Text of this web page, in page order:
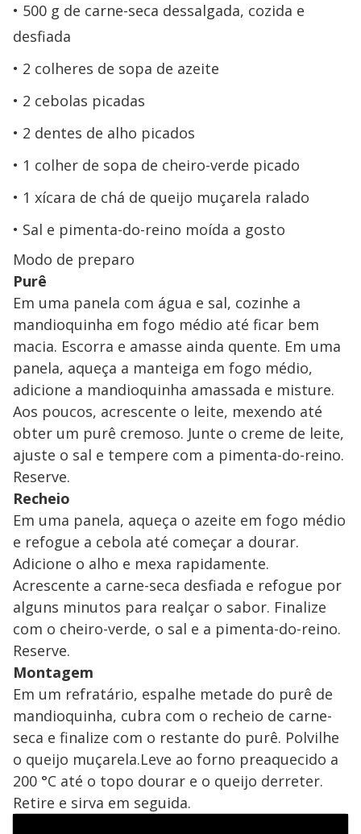
500 g de carne-seca dessalgada, cozida e
desfiada
2 colheres de sopa de azeite
2 cebolas picadas
2 dentes de alho picados
1 colher de sopa de cheiro-verde picado
1 xícara de chá de queijo muçarela ralado
Sal e pimenta-do-reino moída a gosto
Modo de preparo
Purê
Em uma panela com água e sal, cozinhe a
mandioquinha em fogo médio até ficar bem
macia. Escorra e amasse ainda quente. Em uma
panela, aqueça a manteiga em fogo médio,
adicione a mandioquinha amassada e misture.
Aos poucos, acrescente o leite, mexendo até
obter um purê cremoso. Junte o creme de leite,
ajuste o sal e tempere com a pimenta-do-reino.
Reserve.
Recheio
Em uma panela, aqueça o azeite em fogo médio
e refogue a cebola até começar a dourar.
Adicione o alho e mexa rapidamente.
Acrescente a carne-seca desfiada e refogue por
alguns minutos para realçar o sabor. Finalize
com o cheiro-verde, o sal e a pimenta-do-reino.
Reserve.
Montagem
Em um refratário, espalhe metade do purê de
mandioquinha, cubra com o recheio de carne-
seca e finalize com o restante do purê. Polvilhe
o queijo muçarela.Leve ao forno preaquecido a
200 °C até o topo dourar e o queijo derreter.
Retire e sirva em seguida.